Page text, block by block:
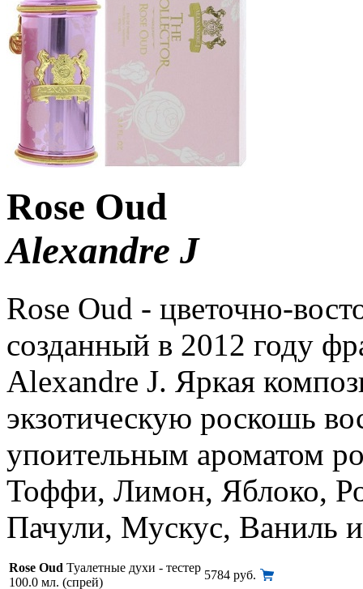
Rose Oud
Alexandre J
Rose Oud - цветочно-
созданный в 2012 году
Alexandre J. Яркая
экзотическую роскошь
упоительным ароматом
Тоффи, Лимон, Яблоко,
Пачули, Мускус, Ваниль
Rose Oud Туалетные духи - тестер
100.0 мл. (спрей)
5784 руб.